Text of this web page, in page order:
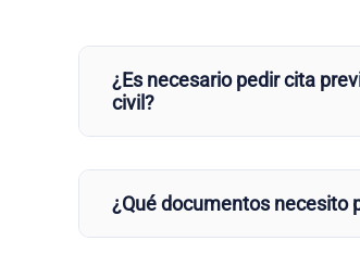
¿Es necesario pedir cita
civil?
¿Qué documentos necesito